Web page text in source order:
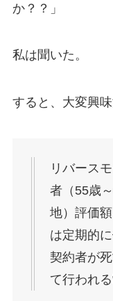
か？？」
私は聞いた。
すると、大変興
リバース
者（55歳
地）評価
は定期的
契約者が
て行われる